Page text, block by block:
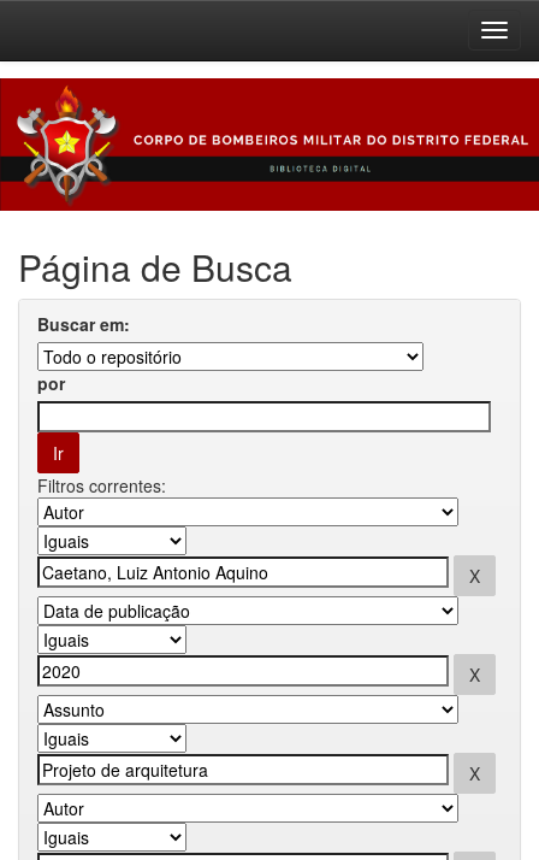
navigation
Página de Busca
Buscar em:
por
Filtros correntes: